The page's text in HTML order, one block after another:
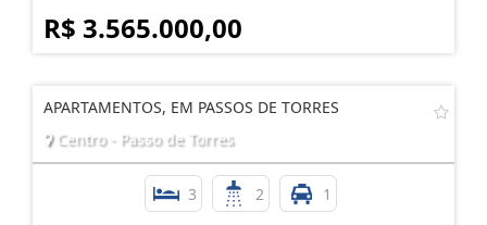
R$ 3.565.000,00
APARTAMENTOS, EM PASSOS DE TORRES
Centro - Passo de Torres
3 2 1